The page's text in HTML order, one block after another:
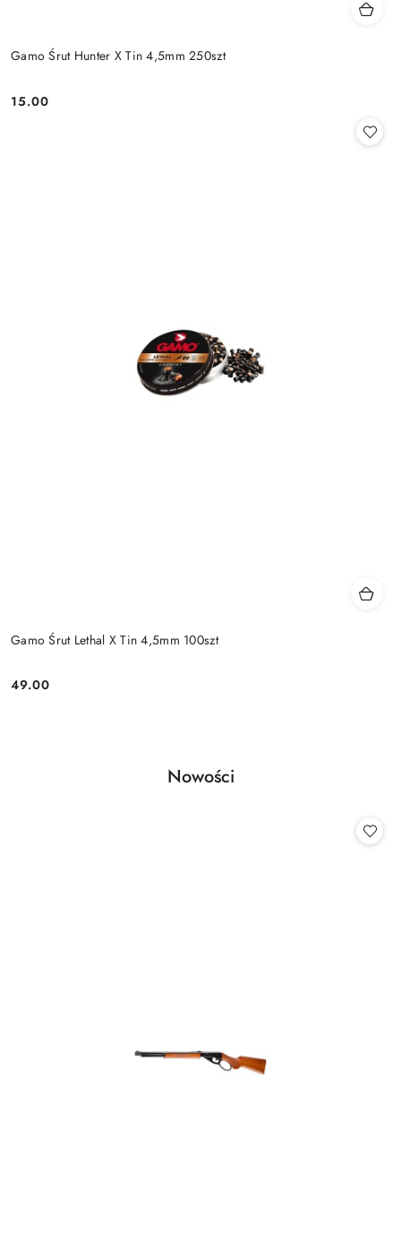
Gamo Śrut Hunter X Tin 4,5mm 250szt
Cena:
15.00
Gamo Śrut Lethal X Tin 4,5mm 100szt
Cena:
49.00
Pomiń karuzelę produktów
Produkty
Nowości